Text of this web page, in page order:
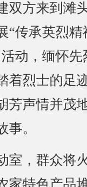
方来到滩
“传承英烈精
动，缅怀先
着烈士的足
芳声情并茂
。
，群众将